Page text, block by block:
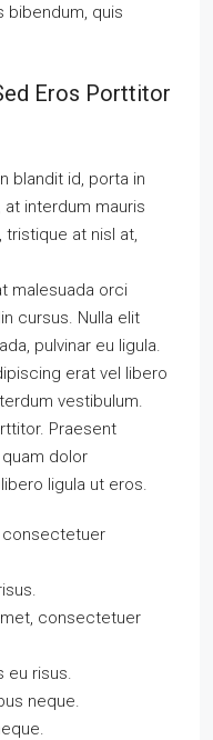
bibendum, quis
Eros Porttitor
blandit id, porta in
at interdum mauris
at nisl at,
malesuada orci
cursus. Nulla elit
pulvinar eu ligula.
erat vel libero
vestibulum.
Praesent
dolor
ligula ut eros.
consectetuer
consectetuer
eu risus.
neque.